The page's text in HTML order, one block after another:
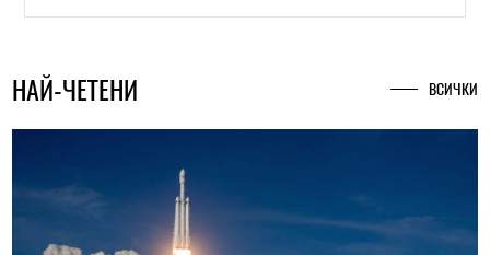
НАЙ-ЧЕТЕНИ ВСИЧКИ